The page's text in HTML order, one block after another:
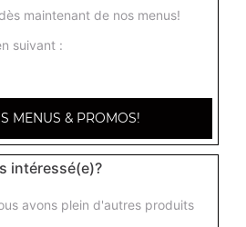
10.50€
13.00€
maintenant de nos menus!
suivant :
MENUS & PROMOS!
intéressé(e)?
avons plein d'autres produits